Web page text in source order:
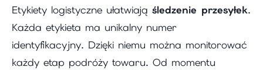
Etykiety logistyczne ułatwiają śledzenie przesyłek.
Każda etykieta ma unikalny numer
identyfikacyjny. Dzięki niemu można monitorować
każdy etap podróży towaru. Od momentu